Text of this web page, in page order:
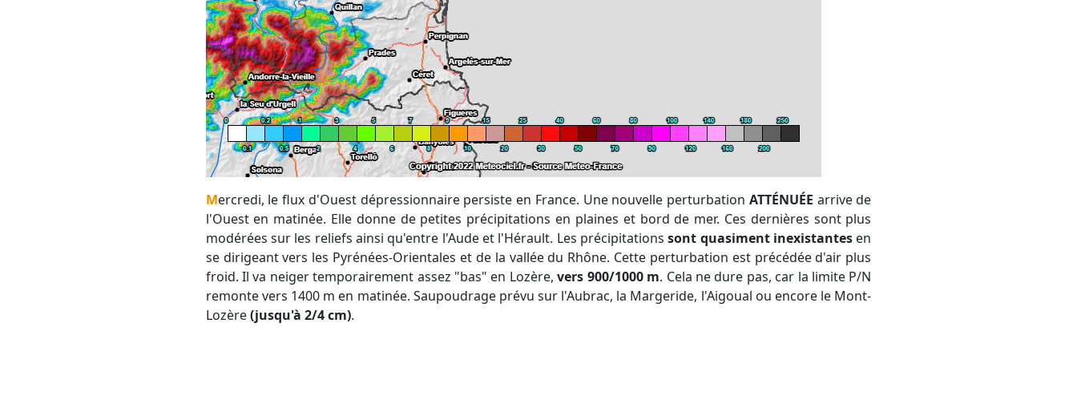
Mercredi, le flux d'Ouest dépressionnaire persiste en France. Une nouvelle perturbation ATTÉNUÉE arrive de
l'Ouest en matinée. Elle donne de petites précipitations en plaines et bord de mer. Ces dernières sont plus
modérées sur les reliefs ainsi qu'entre l'Aude et l'Hérault. Les précipitationssont quasiment inexistantes en
se dirigeant vers les Pyrénées-Orientales et de la vallée du Rhône. Cette perturbation est précédée d'air plus
froid. Il va neiger temporairement assez "bas" en Lozère,vers 900/1000 m. Cela ne dure pas, car la limite P/N
remonte vers 1400 m en matinée. Saupoudrage prévu sur l'Aubrac, la Margeride, l'Aigoual ou encore le Mont-
Lozère(jusqu'à 2/4 cm).